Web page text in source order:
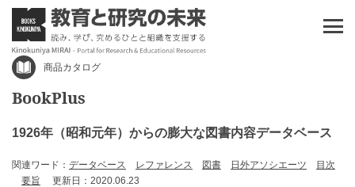
商品カタログ
BookPlus
1926年（昭和元年）からの膨大な図書内容データベース
関連ワード： データベース レファレンス 図書 日外アソシエーツ
目次
要旨
更新日：2020.06.23